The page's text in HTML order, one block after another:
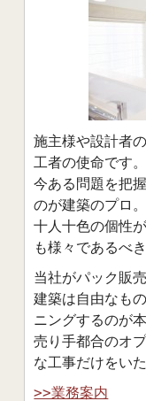
施主様や設計者
工者の使命です。
今ある問題を把
のが建築のプロ。
十人十色の個性
も様々であるべき
当社がパック販
建築は自由なも
ニングするのが
売り手都合のオ
な工事だけをいた
>>業務案内